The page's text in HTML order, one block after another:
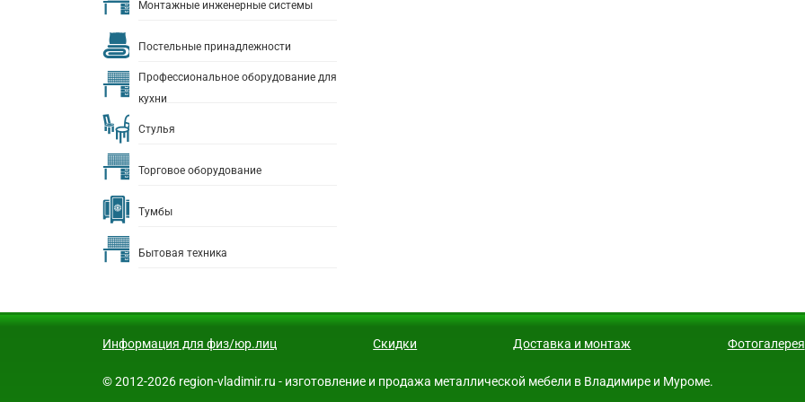
Монтажные инженерные системы
Постельные принадлежности
Профессиональное оборудование для
кухни
Стулья
Торговое оборудование
Тумбы
Бытовая техника
Информация для физ/юр.лиц Скидки Доставка и монтаж Фотогалерея
© 2012-2026 region-vladimir.ru - изготовление и продажа металлической мебели в Владимире и Муроме.